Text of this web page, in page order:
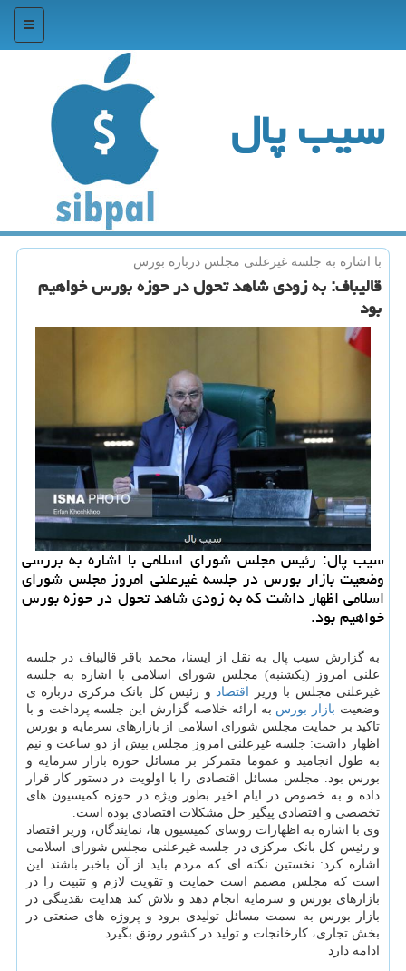
منو
سیب پال
با اشاره به جلسه غیرعلنی مجلس درباره بورس
قالیباف: به زودی شاهد تحول در حوزه بورس خواهیم
بود
سیب پال: رئیس مجلس شورای اسلامی با اشاره به بررسی
وضعیت بازار بورس در جلسه غیرعلنی امروز مجلس شورای
اسلامی اظهار داشت كه به زودی شاهد تحول در حوزه بورس
خواهیم بود.
به گزارش سیب پال به نقل از ایسنا، محمد باقر قالیباف در جلسه
علنی امروز (یکشنبه) مجلس شورای اسلامی با اشاره به جلسه
غیرعلنی مجلس با وزیر اقتصاد و رئیس کل بانک مرکزی درباره ی
وضعیت بازار بورس به ارائه خلاصه گزارش این جلسه پرداخت و با
تاکید بر حمایت مجلس شورای اسلامی از بازارهای سرمایه و بورس
اظهار داشت: جلسه غیرعلنی امروز مجلس بیش از دو ساعت و نیم
به طول انجامید و عموما متمرکز بر مسائل حوزه بازار سرمایه و
بورس بود. مجلس مسائل اقتصادی را با اولویت در دستور کار قرار
داده و به خصوص در ایام اخیر بطور ویژه در حوزه کمیسیون های
تخصصی و اقتصادی پیگیر حل مشکلات اقتصادی بوده است.
وی با اشاره به اظهارات روسای کمیسیون ها، نمایندگان، وزیر اقتصاد
و رئیس کل بانک مرکزی در جلسه غیرعلنی مجلس شورای اسلامی
اشاره کرد: نخستین نکته ای که مردم باید از آن باخبر باشند این
است که مجلس مصمم است حمایت و تقویت لازم و تثبیت را در
بازارهای بورس و سرمایه انجام دهد و تلاش کند هدایت نقدینگی در
بازار بورس به سمت مسائل تولیدی برود و پروژه های صنعتی در
بخش تجاری، کارخانجات و تولید در کشور رونق بگیرد.
ادامه دارد